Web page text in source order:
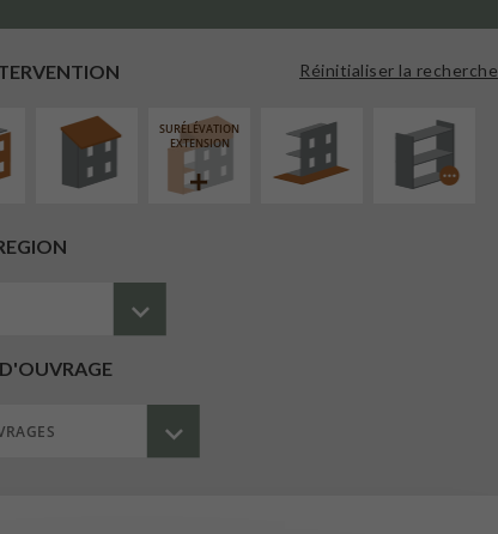
Réinitialiser la recherche
SURÉLÉVATION
EXTENSION